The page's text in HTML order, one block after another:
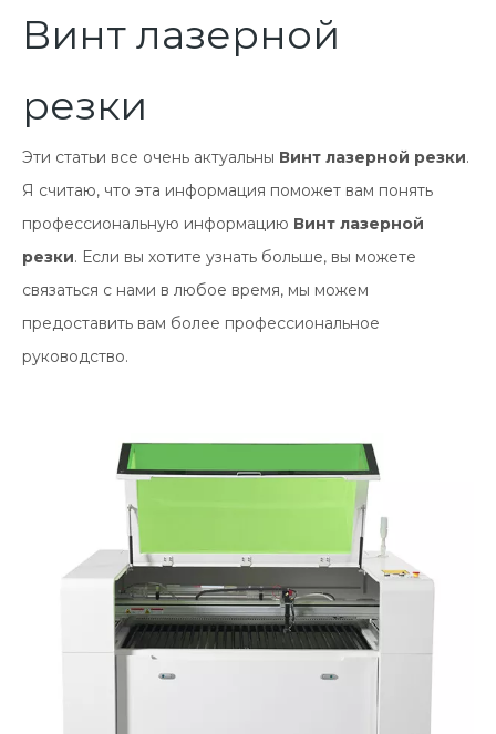
Винт лазерной
резки
Эти статьи все очень актуальны Винт лазерной резки.
Я считаю, что эта информация поможет вам понять
профессиональную информацию Винт лазерной
резки. Если вы хотите узнать больше, вы можете
связаться с нами в любое время, мы можем
предоставить вам более профессиональное
руководство.